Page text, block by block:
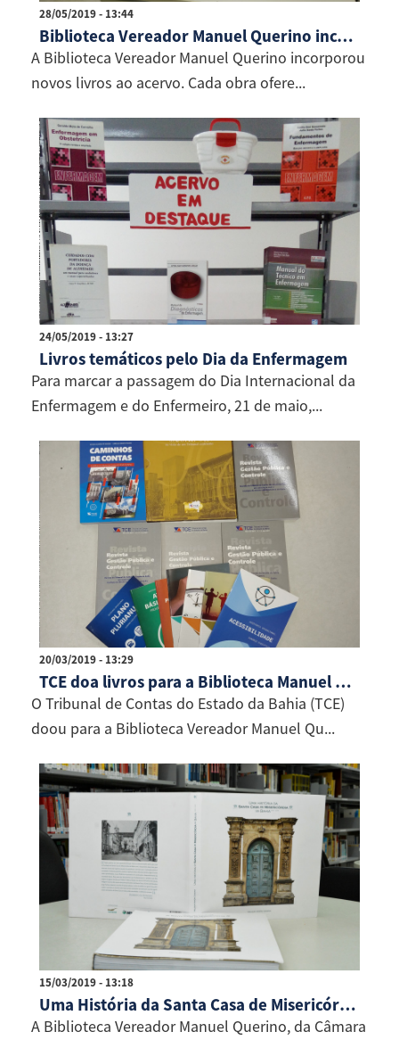
28/05/2019 - 13:44
Biblioteca Vereador Manuel Querino incorpora novos títulos ao acervo
A Biblioteca Vereador Manuel Querino incorporou
novos livros ao acervo. Cada obra ofere...
24/05/2019 - 13:27
Livros temáticos pelo Dia da Enfermagem
Para marcar a passagem do Dia Internacional da
Enfermagem e do Enfermeiro, 21 de maio,...
20/03/2019 - 13:29
TCE doa livros para a Biblioteca Manuel Querino
O Tribunal de Contas do Estado da Bahia (TCE)
doou para a Biblioteca Vereador Manuel Qu...
15/03/2019 - 13:18
Uma História da Santa Casa de Misericórdia está disponível na Biblioteca da Câmara
A Biblioteca Vereador Manuel Querino, da Câmara